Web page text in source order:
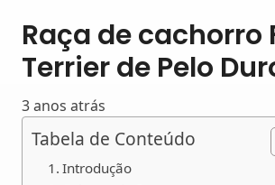
Raça de cachorro
Terrier de Pelo
3 anos atrás
Tabela de Conteúdo
Introdução